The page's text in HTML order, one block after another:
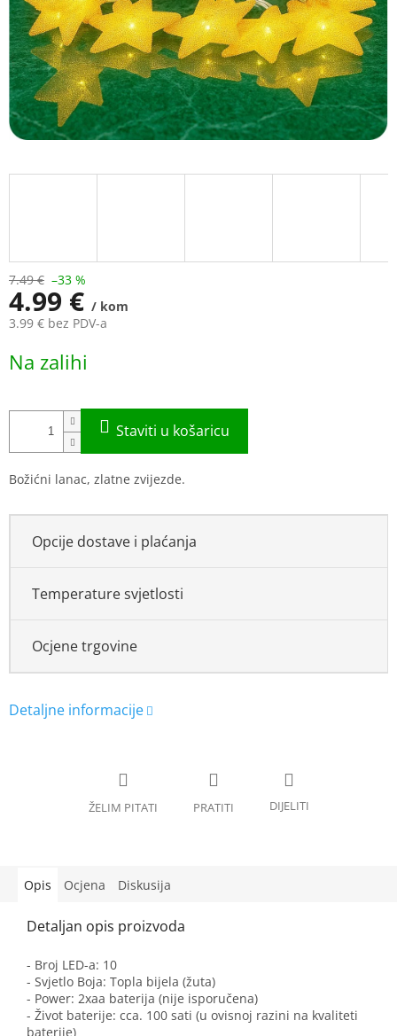
7.49 € –33 %
4.99 € / kom
3.99 € bez PDV-a
price:
Na zalihi
Božićni lanac, zlatne zvijezde.
Opcije dostave i plaćanja
Temperature svjetlosti
Ocjene trgovine
Opis Ocjena Diskusija
- Broj LED-a: 10
- Svjetlo Boja: Topla bijela (žuta)
- Power: 2xaa baterija (nije isporučena)
- Život baterije: cca. 100 sati (u ovisnoj razini na kvaliteti
baterije)